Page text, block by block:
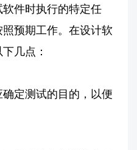
件时执行的特定任
预期工作。在设计软
几点：
定测试的目的，以便